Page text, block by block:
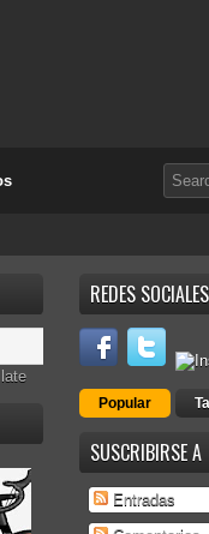
REDES SOCIALES
Popular
SUSCRIBIRSE A
Entradas